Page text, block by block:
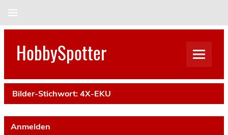
HobbySpotter
Bilder-Stichwort: 4X-EKU
Anmelden